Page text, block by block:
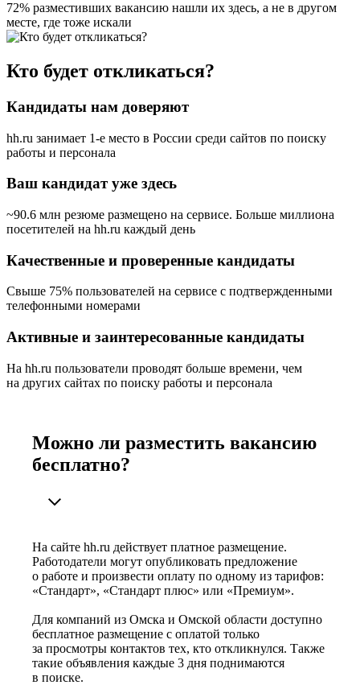
72% разместивших вакансию нашли их здесь, а не в другом
месте, где тоже искали
Кто будет откликаться?
Кандидаты нам доверяют
hh.ru занимает 1-е место в России среди сайтов по поиску
работы и персонала
Ваш кандидат уже здесь
~90.6 млн резюме размещено на сервисе. Больше миллиона
посетителей на hh.ru каждый день
Качественные и проверенные кандидаты
Свыше 75% пользователей на сервисе с подтвержденными
телефонными номерами
Активные и заинтересованные кандидаты
На hh.ru пользователи проводят больше времени, чем
на других сайтах по поиску работы и персонала
Можно ли разместить вакансию
бесплатно?
На сайте hh.ru действует платное размещение.
Работодатели могут опубликовать предложение
о работе и произвести оплату по одному из тарифов:
«Стандарт», «Стандарт плюс» или «Премиум».
Для компаний из Омска и Омской области доступно
бесплатное размещение с оплатой только
за просмотры контактов тех, кто откликнулся. Также
такие объявления каждые 3 дня поднимаются
в поиске.